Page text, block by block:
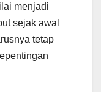
menjadi
sejak awal
tetap